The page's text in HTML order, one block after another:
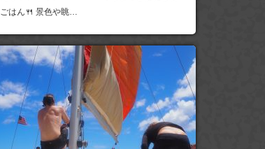
ごはん🍴 景色や眺…